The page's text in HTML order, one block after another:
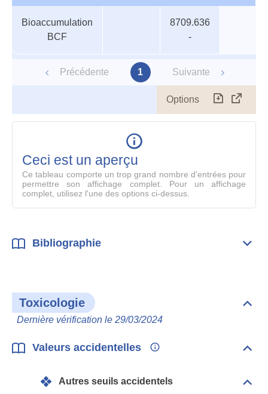
aquatiques
Bioaccumulation
BCF
8709.636
-
Précédente 1 Suivante
Options
le
Ceci est un aperçu
Ce tableau comporte un trop grand nombre d'entrées pour
permettre son affichage complet. Pour un affichage
complet, utilisez l'une des options ci-dessus.
Bibliographie
Toxicologie
Dernière vérification le 29/03/2024
Valeurs accidentelles
Autres seuils accidentels